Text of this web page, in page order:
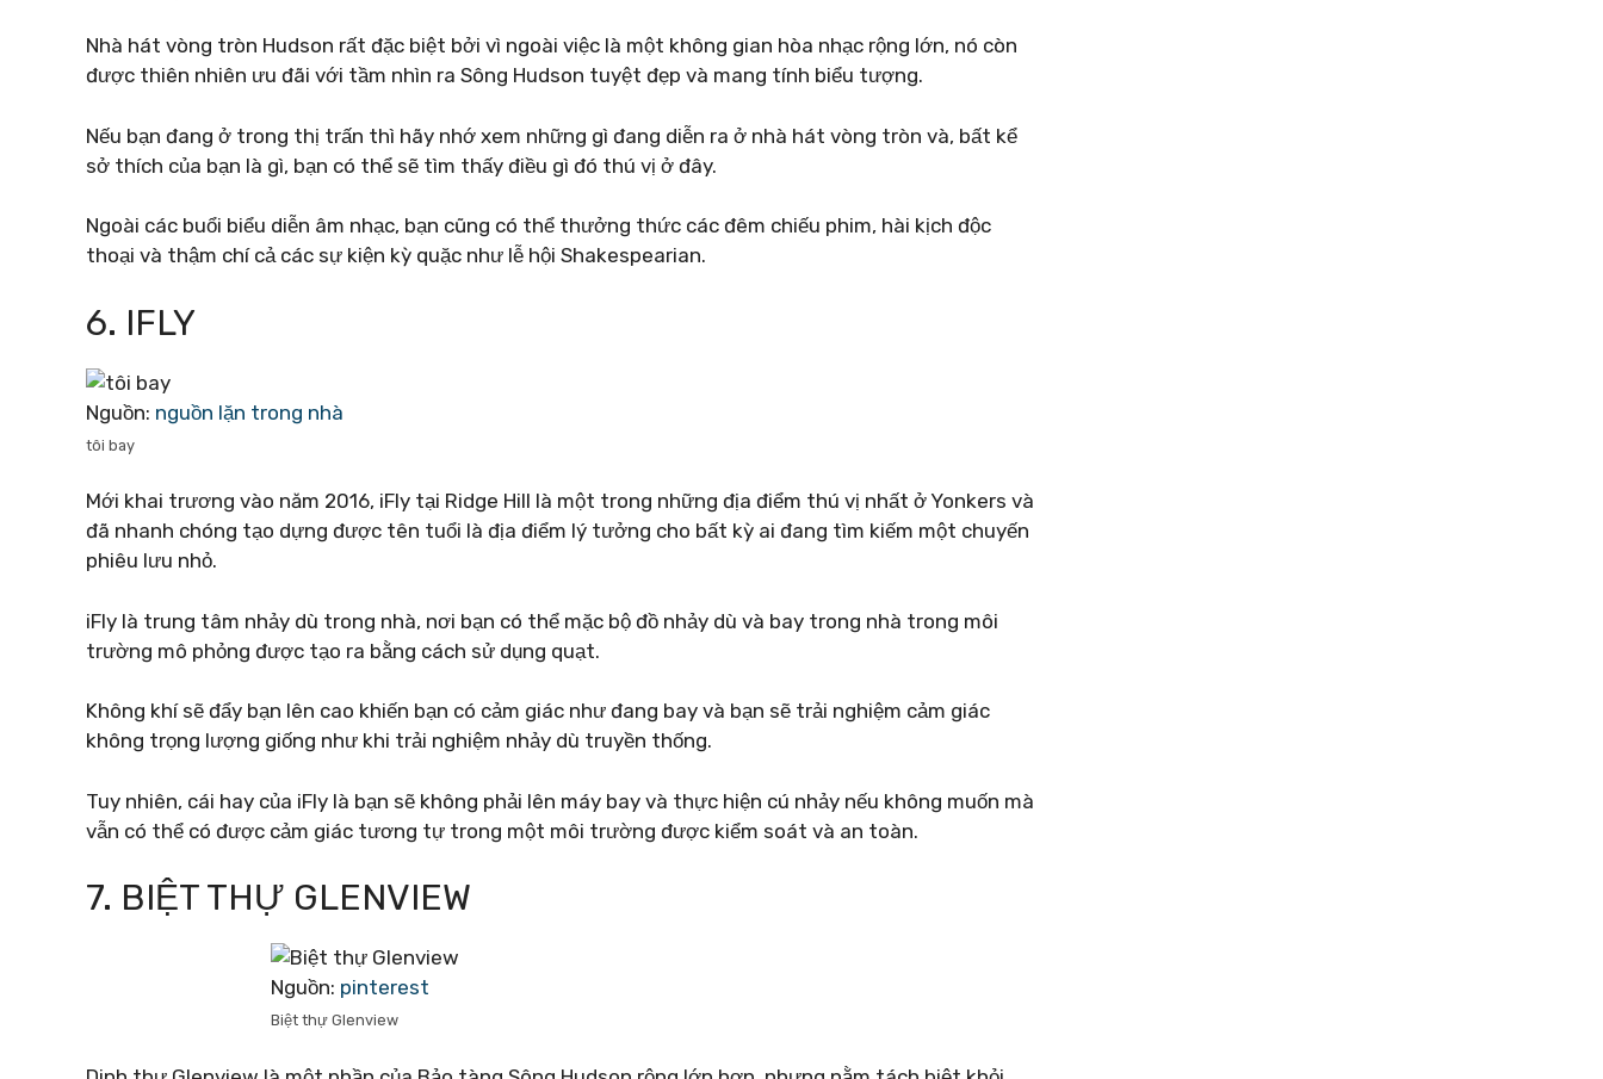
Nhà hát vòng tròn Hudson rất đặc biệt bởi vì ngoài việc là một không gian hòa nhạc rộng lớn, nó còn
được thiên nhiên ưu đãi với tầm nhìn ra Sông Hudson tuyệt đẹp và mang tính biểu tượng.
Nếu bạn đang ở trong thị trấn thì hãy nhớ xem những gì đang diễn ra ở nhà hát vòng tròn và, bất kể
sở thích của bạn là gì, bạn có thể sẽ tìm thấy điều gì đó thú vị ở đây.
Ngoài các buổi biểu diễn âm nhạc, bạn cũng có thể thưởng thức các đêm chiếu phim, hài kịch độc
thoại và thậm chí cả các sự kiện kỳ ​​quặc như lễ hội Shakespearian.
6. IFLY
Nguồn: nguồn lặn trong nhà
tôi bay
Mới khai trương vào năm 2016, iFly tại Ridge Hill là một trong những địa điểm thú vị nhất ở Yonkers và
đã nhanh chóng tạo dựng được tên tuổi là địa điểm lý tưởng cho bất kỳ ai đang tìm kiếm một chuyến
phiêu lưu nhỏ.
iFly là trung tâm nhảy dù trong nhà, nơi bạn có thể mặc bộ đồ nhảy dù và bay trong nhà trong môi
trường mô phỏng được tạo ra bằng cách sử dụng quạt.
Không khí sẽ đẩy bạn lên cao khiến bạn có cảm giác như đang bay và bạn sẽ trải nghiệm cảm giác
không trọng lượng giống như khi trải nghiệm nhảy dù truyền thống.
Tuy nhiên, cái hay của iFly là bạn sẽ không phải lên máy bay và thực hiện cú nhảy nếu không muốn mà
vẫn có thể có được cảm giác tương tự trong một môi trường được kiểm soát và an toàn.
7. BIỆT THỰ GLENVIEW
Nguồn: pinterest
Biệt thự Glenview